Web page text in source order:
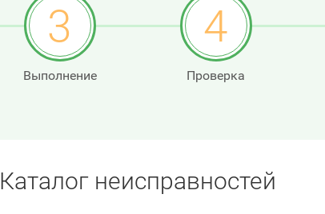
3
Выполнение
4
Проверка
Каталог неисправностей